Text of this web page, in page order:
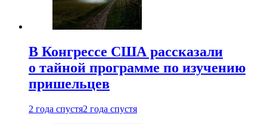
В Конгрессе США рассказали
о тайной программе по изучению
пришельцев
2 года спустя2 года спустя